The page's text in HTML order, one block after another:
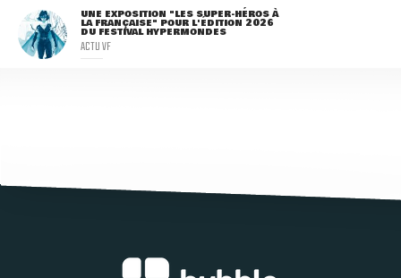
UNE EXPOSITION "LES SUPER-HÉROS À
LA FRANÇAISE" POUR L'ÉDITION 2026
DU FESTIVAL HYPERMONDES
ACTU VF